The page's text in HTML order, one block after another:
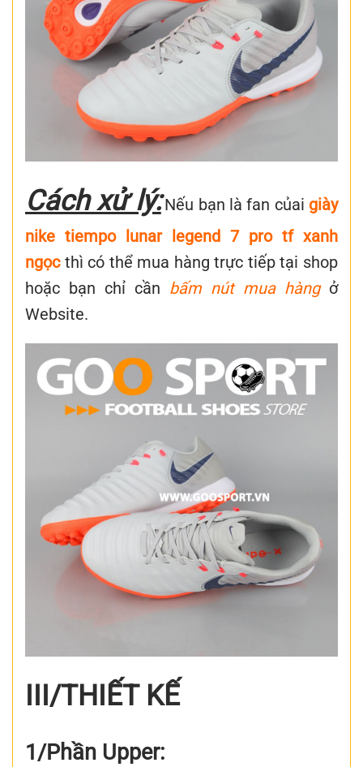
Cách xử lý: Nếu bạn là fan củai giày
nike tiempo lunar legend 7 pro tf xanh
ngọcthì có thể mua hàng trực tiếp tại shop
hoặc bạn chỉ cần bấm nút mua hàngở
Website.
III/THIẾT KẾ
1/Phần Upper: